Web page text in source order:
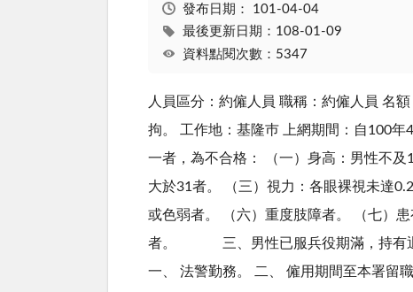
發布日期： 101-04-04
最後更新日期：108-01-09
資料點閱次數：5347
人員區分：約僱人員 職稱：約僱人員 名
拘。 工作地：基隆巿 上網期間：自100
一者，為不合格： （一）身高：男性不
大於31者。 （三）視力：各眼裸視未達
或色弱者。 （六）重度肢障者。 （七）
者。 三、男性已服兵役期滿，持有退
一、 法警勤務。 二、 僱用期間至本署留